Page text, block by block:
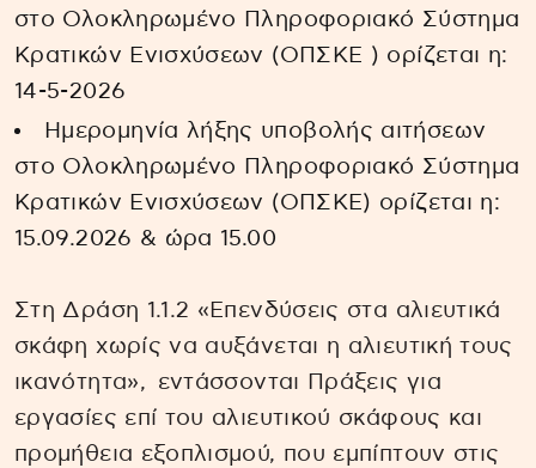
στο Ολοκληρωμένο Πληροφοριακό Σύστημα
Κρατικών Ενισχύσεων (ΟΠΣΚΕ ) ορίζεται η:
14-5-2026
Ημερομηνία λήξης υποβολής αιτήσεων
στο Ολοκληρωμένο Πληροφοριακό Σύστημα
Κρατικών Ενισχύσεων (ΟΠΣΚΕ) ορίζεται η:
15.09.2026 & ώρα 15.00
Στη Δράση 1.1.2 «Επενδύσεις στα αλιευτικά
σκάφη χωρίς να αυξάνεται η αλιευτική τους
ικανότητα», εντάσσονται Πράξεις για
εργασίες επί του αλιευτικού σκάφους και
προμήθεια εξοπλισμού, που εμπίπτουν στις